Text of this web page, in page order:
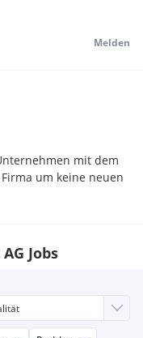
Melden
mit dem
um keine neuen
Jobs